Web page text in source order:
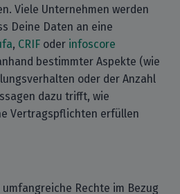
Viele Unternehmen werden
Deine Daten an eine
, CRIF oder infoscore
bestimmter Aspekte (wie
oder der Anzahl
dazu trifft, wie
Vertragspflichten erfüllen
umfangreiche Rechte im Bezug